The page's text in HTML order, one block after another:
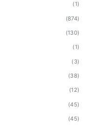
(1)
(874)
(130)
(1)
(3)
(38)
(12)
(45)
(45)